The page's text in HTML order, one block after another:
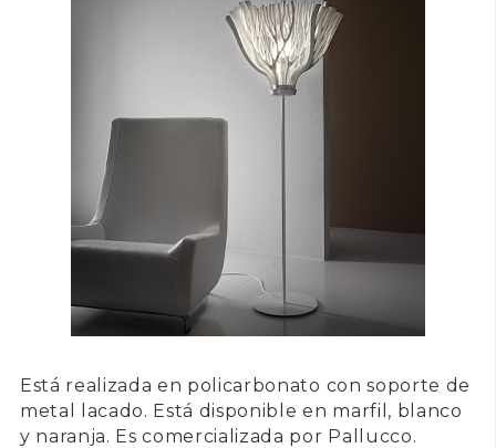
Está realizada en policarbonato con soporte de
metal lacado. Está disponible en marfil, blanco
y naranja. Es comercializada por Pallucco.